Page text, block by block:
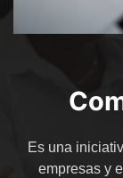
Es una
empresas y